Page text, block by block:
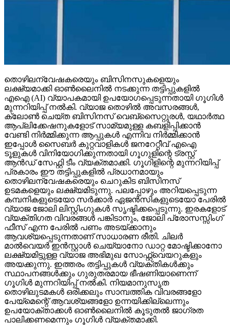
തൊഴിലന്വേഷകരെയും ബിസിനസുകളെയും
ലക്ഷ്യമാക്കി ഓണ്‍ലൈനില്‍ നടക്കുന്ന തട്ടിപ്പുകളില്‍
എഐ (AI) വ്യാപകമായി ഉപയോഗപ്പെടുന്നതായി ഗൂഗിള്‍
മുന്നറിയിപ്പ് നല്‍കി. വ്യാജ തൊഴില്‍ അവസരങ്ങള്‍,
ക്ലോണ്‍ ചെയ്ത ബിസിനസ് വെബ്‌സൈറ്റുരള്‍, യഥാര്‍ത്ഥ
ആപ്ലിക്കേഷനുകളോട് സാമ്യമുള്ള കബളിപ്പിക്കാന്‍
വേണ്ടി നിര്‍മ്മിക്കുന്ന ആപ്പുകള്‍ എന്നിവ നിര്‍മ്മിക്കാന്‍
ഇപ്പോള്‍ സൈബര്‍ കുറ്റവാളികള്‍ ജനറേറ്റീവ് എഐ
ടൂളുകള്‍ വിനിയോഗിക്കുന്നതായി ഗൂഗുളിന്റെ ട്രസ്റ്റ്
ആന്‍ഡ് സേഫ്റ്റി ടീം വ്യക്തമാക്കി. ഗൂഗിളിന്റെ മുന്നറിയിപ്പ്
പ്രകാരം ഈ തട്ടിപ്പുകളില്‍ പ്രധാനമായും
തൊഴിലന്വേഷകരെയും ചെറുകിട ബിസിനസ്
ഉടമകളെയും ലക്ഷ്യമിടുന്നു. പലപ്പോഴും അറിയപ്പെടുന്ന
കമ്പനികളുടെയോ സര്‍ക്കാര്‍ ഏജന്‍സികളുടെയോ പേരില്‍
വ്യാജ ജോലി ലിസ്റ്റിംഗുകള്‍ സൃഷ്ടിക്കപ്പെടുന്നു. ഇരകളോട്
വ്യക്തിഗത വിവരങ്ങള്‍ പങ്കിടാനും, ജോലി പ്രോസസ്സിംഗ്
ഫീസ് എന്ന പേരില്‍ പണം അടയ്ക്കാനും
ആവശ്യപ്പെടുന്നതാണ് സാധാരണ രീതി. ചിലര്‍
മാല്‍വെയര്‍ ഇന്‍സ്റ്റാള്‍ ചെയ്യാനോ ഡാറ്റ മോഷ്ടിക്കാനോ
ലക്ഷ്യമിട്ടുള്ള വ്യാജ അഭിമുഖ സോഫ്റ്റ്‌വെയറുകളും
അയക്കുന്നു. ഇത്തരം തട്ടിപ്പുകള്‍ വ്യക്തികള്‍ക്കും
സ്ഥാപനങ്ങള്‍ക്കും ഗുരുതരമായ ഭീഷണിയാണെന്ന്
ഗൂഗിള്‍ മുന്നറിയിപ്പ് നല്‍കി. നിയമാനുസൃത
തൊഴിലുടമകള്‍ ഒരിക്കലും സാമ്പത്തിക വിവരങ്ങളോ
പേയ്‌മെന്റെ് ആവശ്യങ്ങളോ ഉന്നയിക്കില്ലെന്നും
ഉപയോക്താക്കള്‍ ഓണ്‍ലൈനില്‍ കൂടുതല്‍ ജാഗ്രത
പാലിക്കണമെന്നും ഗൂഗിള്‍ വ്യക്തമാക്കി.